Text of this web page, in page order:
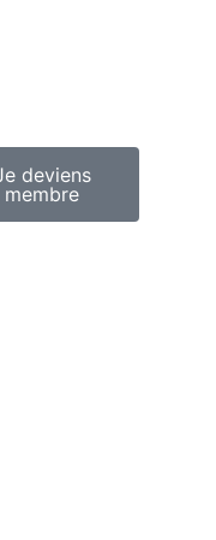
deviens
membre